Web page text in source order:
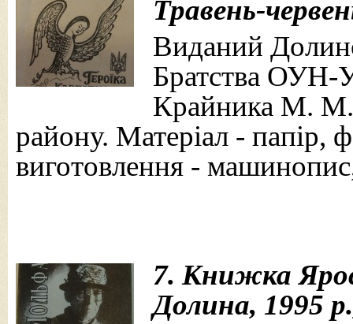
Травень-
Виданий
Братства ОУН-
Крайника М. М.
району. Матеріал - папір,
виготовлення -
7. Книжка
Долина, 1995